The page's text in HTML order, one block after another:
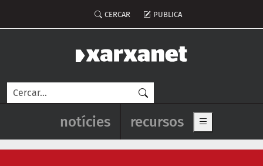
Menú del compte d'usuari
CERCAR PUBLICA
Cerca
Navegació principal de
notícies recursos Show main